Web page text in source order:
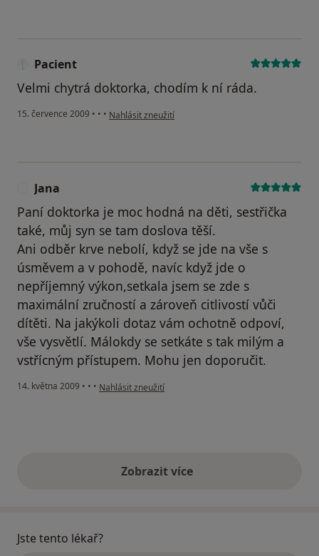
Pacient
Velmi chytrá doktorka, chodím k ní ráda.
15. července 2009 • • • podle názoru uživatele Pacient
Nahlásit zneužití
Jana
Paní doktorka je moc hodná na děti, sestřička
také, můj syn se tam doslova těší.
Ani odběr krve nebolí, když se jde na vše s
úsměvem a v pohodě, navíc když jde o
nepříjemný výkon,setkala jsem se zde s
maximální zručností a zároveň citlivostí vůči
dítěti. Na jakýkoli dotaz vám ochotně odpoví,
vše vysvětlí. Málokdy se setkáte s tak milým a
vstřícným přístupem. Mohu jen doporučit.
14. května 2009 • • • podle názoru uživatele Jana
Nahlásit zneužití
Zobrazit vícevýše uvedené názory
Jste tento lékař?